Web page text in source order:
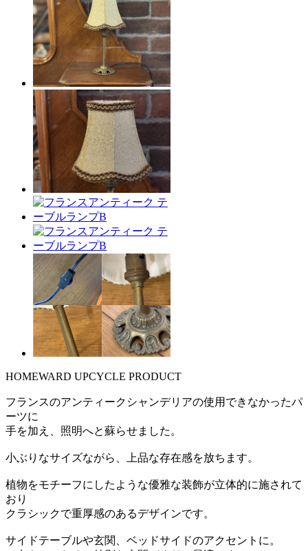
HOMEWARD UPCYCLE PRODUCT
フランスのアンティークシャンデリアの使用できなかったパ
ーツに
手を加え、照明へと蘇らせました。
小ぶりなサイズながら、上品な存在感を放ちます。
植物をモチーフにしたような優雅な装飾が立体的に施されて
おり
クラシックで重厚感のあるデザインです。
サイドテーブルや玄関、ベッドサイドのアクセントに。